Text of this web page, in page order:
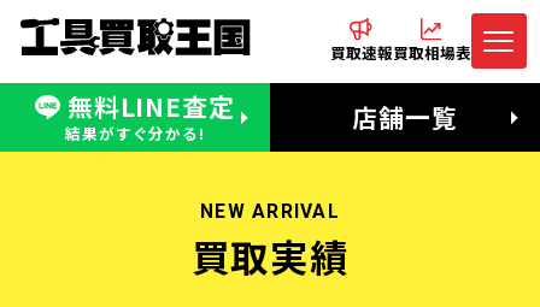
買取速報買取相場表
無料LINE査定
結果がすぐ分かる! 店舗一覧
無料LINE査定
受付：11:00〜19:00 木曜定休日
電話でお問合わせ
営業時間：11:00〜20:00
NEW ARRIVAL
買取実績